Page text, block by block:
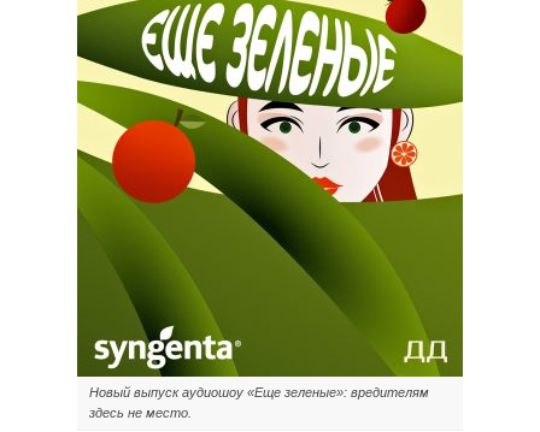
Новый выпуск аудиошоу «Еще зеленые»: вредителям
здесь не место.